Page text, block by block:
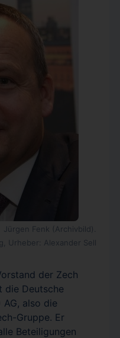
Jürgen Fenk (Archivbild).
Urheber: Alexander Sell
der Zech
die Deutsche
also die
Gruppe. Er
Beteiligungen